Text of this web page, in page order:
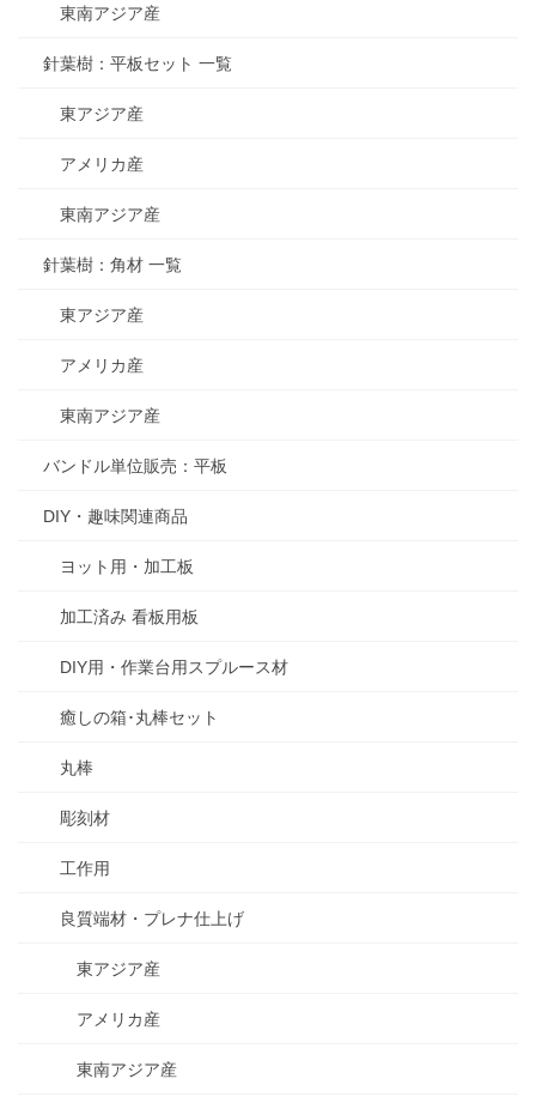
東南アジア産
針葉樹：平板セット 一覧
東アジア産
アメリカ産
東南アジア産
針葉樹：角材 一覧
東アジア産
アメリカ産
東南アジア産
バンドル単位販売：平板
DIY・趣味関連商品
ヨット用・加工板
加工済み 看板用板
DIY用・作業台用スプルース材
癒しの箱･丸棒セット
丸棒
彫刻材
工作用
良質端材・プレナ仕上げ
東アジア産
アメリカ産
東南アジア産